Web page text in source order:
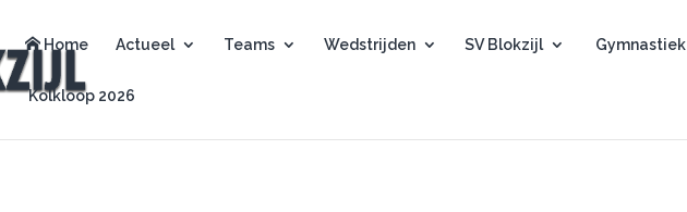
Home Actueel Teams Wedstrijden SV Blokzijl Gymnastiek
Kolkloop 2026